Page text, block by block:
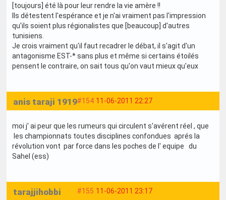
[toujours] été là pour leur rendre la vie amère !!
Ils détestent l'espérance et je n'ai vraiment pas l'impression
qu'ils soient plus régionalistes que [beaucoup] d'autres
tunisiens.
Je crois vraiment qu'il faut recadrer le débat, il s'agit d'un
antagonisme EST-* sans plus et même si certains étoilés
pensent le contraire, on sait tous qu'on vaut mieux qu'eux
#154 11-06-2011 22:27
anis taraji 1919
moi j' ai peur que les rumeurs qui circulent s'avérent réel , que
les championnats toutes disciplines confondues aprés la
révolution vont par force dans les poches de l' equipe du
Sahel (ess)
#155 11-06-2011 23:17
tarajjihobbi